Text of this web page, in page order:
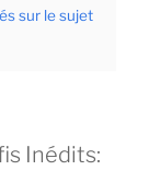
sur le sujet
Inédits: